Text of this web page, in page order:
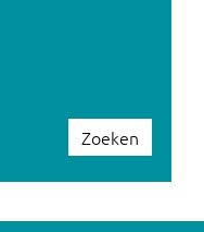
Zoeken